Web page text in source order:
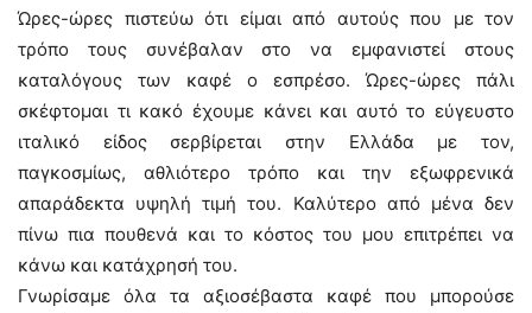
Ώρες-ώρες πιστεύω ότι είμαι από αυτούς που με τον
τρόπο τους συνέβαλαν στο να εμφανιστεί στους
καταλόγους των καφέ ο εσπρέσο. Ώρες-ώρες πάλι
σκέφτομαι τι κακό έχουμε κάνει και αυτό το εύγευστο
ιταλικό είδος σερβίρεται στην Ελλάδα με τον,
παγκοσμίως, αθλιότερο τρόπο και την εξωφρενικά
απαράδεκτα υψηλή τιμή του. Καλύτερο από μένα δεν
πίνω πια πουθενά και το κόστος του μου επιτρέπει να
κάνω και κατάχρησή του.
Γνωρίσαμε όλα τα αξιοσέβαστα καφέ που μπορούσε